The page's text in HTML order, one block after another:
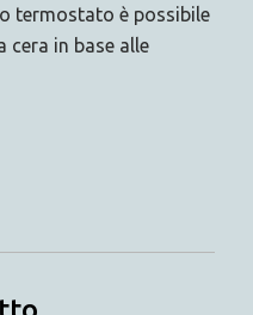
termostato è possibile
cera in base alle